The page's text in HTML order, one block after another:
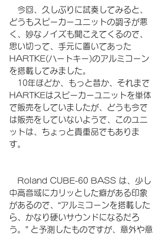
今回、久しぶりに試奏してみると、
どうもスピーカーユニットの調子が悪
く、妙なノイズも聞こえてくるので、
思い切って、手元に置いてあった
HARTKE(ハートキー)のアルミコーン
を搭載してみました。
10年ほどか、もっと昔か、それまで
HARTKEはスピーカーユニットを単体
で販売をしていましたが、どうも今で
は販売をしていないようで、このユニ
ットは、ちょっと貴重品でもありま
す。
Roland CUBE-60 BASS は、少し
中高音域にカリッとした癖がある印象
があるので、“アルミコーンを搭載した
ら、かなり硬いサウンドになるだろ
う。” と予測したものですが、意外や意